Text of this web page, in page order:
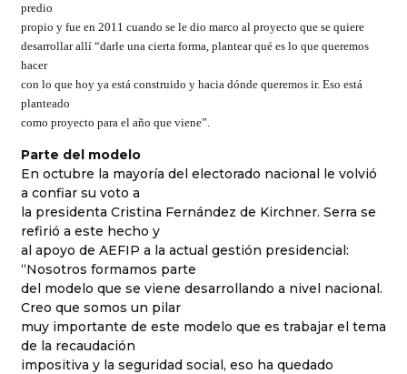
predio
propio y fue en 2011 cuando se le dio marco al proyecto que se quiere
desarrollar allí “darle una cierta forma, plantear qué es lo que queremos
hacer
con lo que hoy ya está construido y hacia dónde queremos ir. Eso está
planteado
como proyecto para el año que viene”.
Parte del modelo
En octubre la mayoría del electorado nacional le volvió
a confiar su voto a
la presidenta Cristina Fernández de Kirchner. Serra se
refirió a este hecho y
al apoyo de AEFIP a la actual gestión presidencial:
“Nosotros formamos parte
del modelo que se viene desarrollando a nivel nacional.
Creo que somos un pilar
muy importante de este modelo que es trabajar el tema
de la recaudación
impositiva y la seguridad social, eso ha quedado